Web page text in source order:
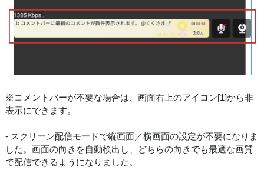
※コメントバーが不要な場合は、画面右上のアイコン[1]から非
表示にできます。
- スクリーン配信モードで縦画面／横画面の設定が不要になりま
した。画面の向きを自動検出し、どちらの向きでも最適な画質
で配信できるようになりました。